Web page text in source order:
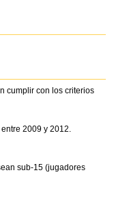
cumplir con los criterios
2009 y 2012.
sub-15 (jugadores